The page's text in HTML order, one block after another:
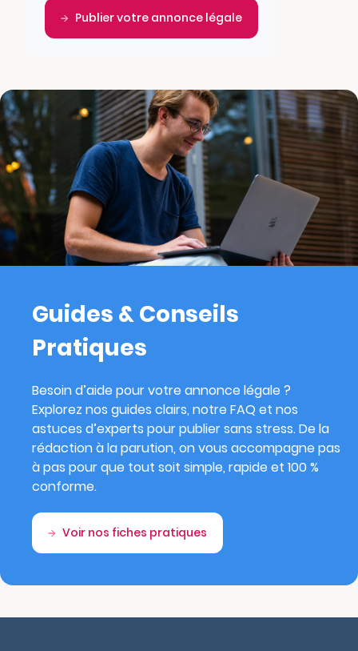
Publier votre annonce légale
Guides & Conseils
Pratiques
Besoin d’aide pour votre annonce légale ?
Explorez nos guides clairs, notre FAQ et nos
astuces d’experts pour publier sans stress. De la
rédaction à la parution, on vous accompagne pas
à pas pour que tout soit simple, rapide et 100 %
conforme.
Voir nos fiches pratiques